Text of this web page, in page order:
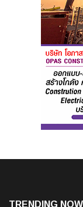
TRENDING NOW